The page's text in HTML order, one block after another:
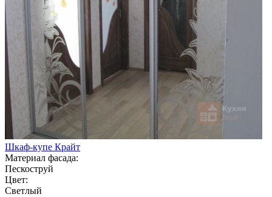
Шкаф-купе Крайт
Материал фасада:
Пескоструй
Цвет:
Светлый